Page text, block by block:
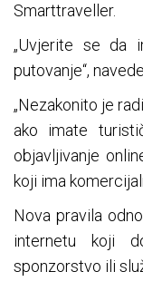
Smarttraveller.
„Uvjerite se da
putovanje“,
„Nezakonito je
ako imate
objavljivanje
koji ima
Nova pravila
internetu koji
sponzorstvo ili